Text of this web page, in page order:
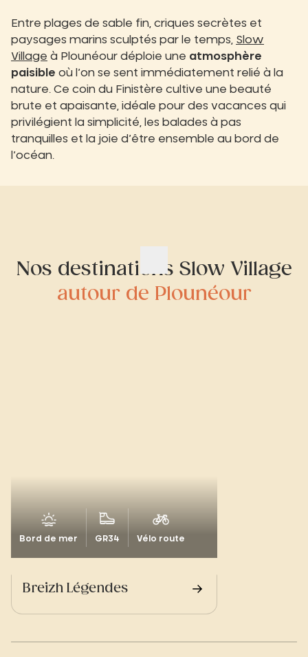
Entre plages de sable fin, criques secrètes et
paysages marins sculptés par le temps, Slow
Village à Plounéour déploie une atmosphère
paisible où l’on se sent immédiatement relié à la
nature. Ce coin du Finistère cultive une beauté
brute et apaisante, idéale pour des vacances qui
privilégient la simplicité, les balades à pas
tranquilles et la joie d’être ensemble au bord de
l’océan.
Nos destinations Slow Village
autour de Plounéour
Bord de mer GR34 Vélo route
Breizh Légendes